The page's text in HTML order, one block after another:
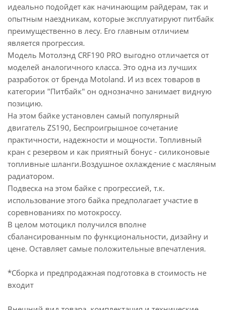
идеально подойдет как начинающим райдерам, так и
опытным наездникам, которые эксплуатируют питбайк
преимущественно в лесу. Его главным отличием
является прогрессия.
Модель Мотолэнд CRF190 PRO выгодно отличается от
моделей аналогичного класса. Это одна из лучших
разработок от бренда Motoland. И из всех товаров в
категории "Питбайк" он однозначно занимает видную
позицию.
На этом байке установлен самый популярный
двигатель ZS190, Беспроигрышное сочетание
практичности, надежности и мощности. Топливный
кран с резервом и как приятный бонус - силиконовые
топливные шланги.Воздушное охлаждение с масляным
радиатором.
Подвеска на этом байке с прогрессией, т.к.
использование этого байка предполагает участие в
соревнованиях по мотокроссу.
В целом мотоцикл получился вполне
сбалансированным по функциональности, дизайну и
цене. Оставляет самые положительные впечатления.
*Сборка и предпродажная подготовка в стоимость не
входит